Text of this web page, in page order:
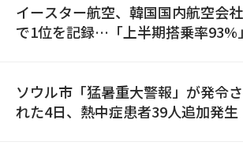
イースター航空、韓国国内航空会社
で1位を記録…「上半期搭乗率93%」
ソウル市「猛暑重大警報」が発令さ
れた4日、熱中症患者39人追加発生